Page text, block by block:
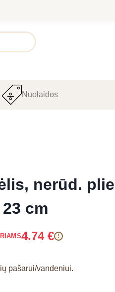
Nuolaidos
nerūd.
cm
4.74 € !
pašarui/vandeniui.